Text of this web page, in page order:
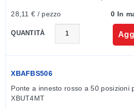
28,11 € / pezzo 0 In
QUANTITÀ
XBAFBS506
Ponte a innesto rosso a 50 posizioni
XBUT4MT